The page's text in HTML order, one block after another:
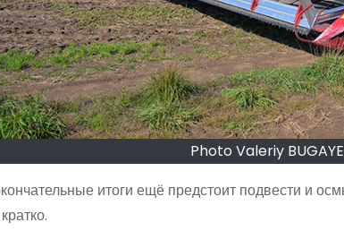
Photo Valeriy
итоги ещё предстоит подвести и